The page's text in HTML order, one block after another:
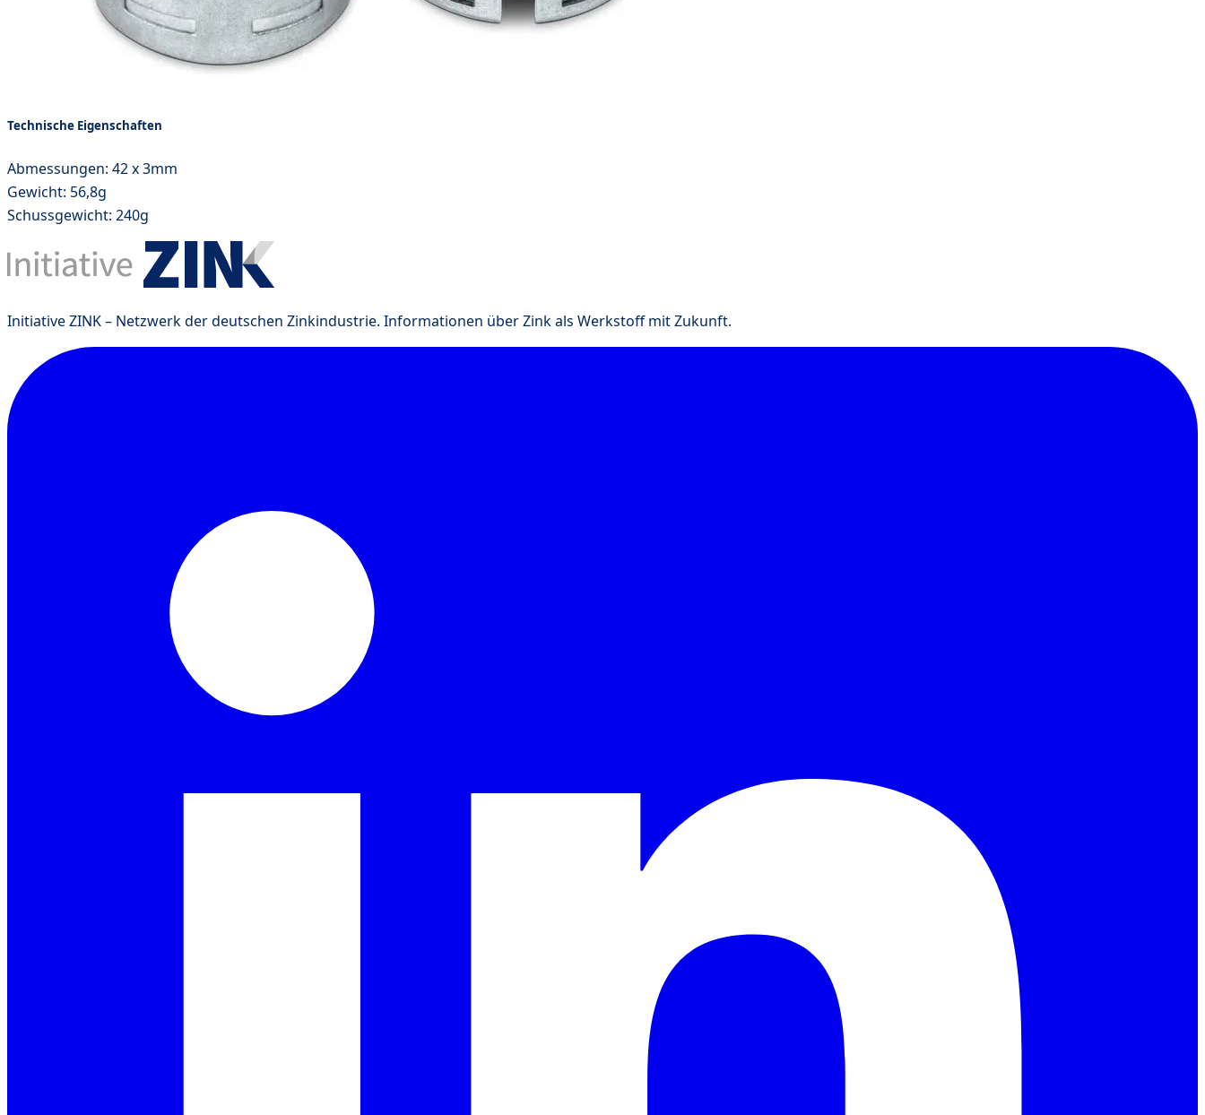
Technische Eigenschaften
Abmessungen: 42 x 3mm
Gewicht: 56,8g
Schussgewicht: 240g
Initiative ZINK – Netzwerk der deutschen Zinkindustrie. Informationen über Zink als Werkstoff mit Zukunft.